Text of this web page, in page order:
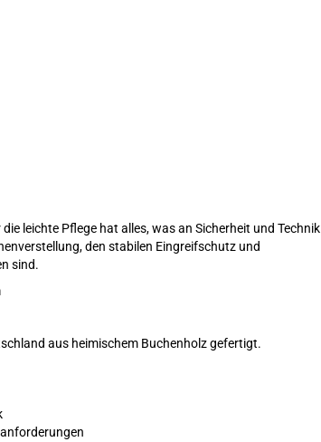
leichte Pflege hat alles, was an Sicherheit und Technik
den stabilen Eingreifschutz und
sind.
aus heimischem Buchenholz gefertigt.